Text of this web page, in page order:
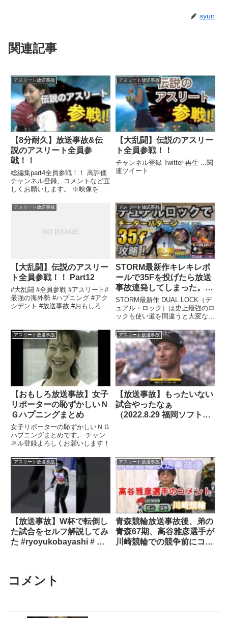
syun
関連記事
アスリート放送事故
【8分耐久】放送事故&伝
説のアスリート全員参
戦！！
総編集part4全員参戦！！ 高評価
チャンネル登録、コメントなど宜
しくお願いします。 ※映像を改
関連ツイート
アスリート放送事故
【大乱闘】伝説のアスリー
ト全員参戦！！
チャンネル登録 Twitter ‪再生‬ ...関
連ツイート
アスリート放送事故
【大乱闘】伝説のアスリー
ト全員参戦！！ Part12
#大乱闘 #全員参戦 #アスリート#
最強の海外勢 #ハプニング #アク
シデント #放送事故 #おもしろ #
アスリート放送事故
STORM最新作キレキレボ
ールで35Fを投げたら放送
事故連発してしまった。使
用上の注意をよく読みお使
いください。
STORM最新作 DUAL LOCK（デ
ュアル・ロック）は史上最強のロ
ックも使い道を間違うと大変なこ
ート
アスリート放送事故
【おもしろ放送事故】女子
リポーターの恥ずかしいＮ
Ｇハプニングまとめ
女子リポーターの恥ずかしいＮＧ
ハプニングまとめです。 チャン
ネル登録よろしくお願いします！
アスリート放送事故
【放送事故】もったいない
試合やったなぁ
（2022.8.29 福岡ソフトバ
アスリート放送事故
【放送事故】W杯で転倒し
た試合をセルフ解説してみ
た #ryoyukobayashi # 小
アスリート放送事故
青森競輪放送事故後、弟の
青森67期、高谷雅彦選手が
川崎競輪での競争前にコメ
コメント